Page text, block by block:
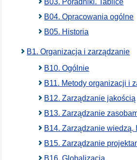
B03. Poradniki. Tablice
B04. Opracowania ogólne
B05. Historia
B1. Organizacja i zarządzanie
B10. Ogólnie
B11. Metody organizacji i
B12. Zarządzanie jakością
B13. Zarządzanie
B14. Zarządzanie wiedzą.
B15. Zarządzanie